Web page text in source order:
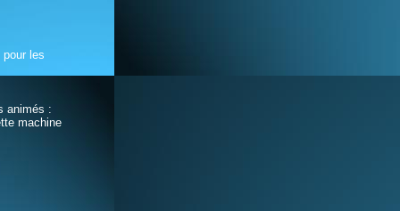
les
animés :
machine